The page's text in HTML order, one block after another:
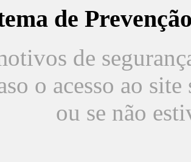
de
de
o acesso ao
ou se não